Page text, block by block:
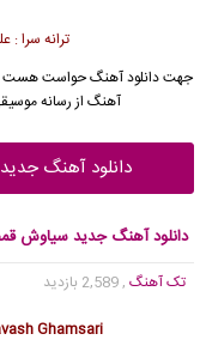
ترانه سرا
جهت دانلود آهنگ حواست هست
آهنگ از رسانه
دانلود آهنگ
دانلود آهنگ جدید سیاوش
تک آهنگ , 2,589 بازدید
Ghamsari